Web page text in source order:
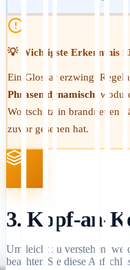
💡 Wichtigste Erkenntnis
Ein Glossar erzwingt
Phrasen dynamisch ,
Wortschatz in brandneuen
zuvor gesehen hat.
3. Kopf-an-
Um leicht zu verstehen,
beachten Sie diese